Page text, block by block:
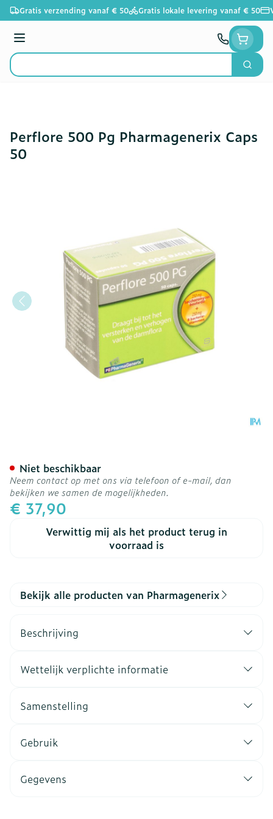
Ga naar de inhoud
Gratis verzending vanaf € 50 Gratis lokale levering vanaf € 50
Menu
Product, merk, categorie...
Zoek
Perflore 500 Pg Pharmagenerix Caps
50
€ 37,90
Verwittig mij als het product terug in
voorraad is
Niet beschikbaar
Neem contact op met ons via telefoon of e-mail, dan
bekijken we samen de mogelijkheden.
Bekijk alle producten van Pharmagenerix
Beschrijving
Wettelijk verplichte informatie
Samenstelling
Gebruik
Gegevens